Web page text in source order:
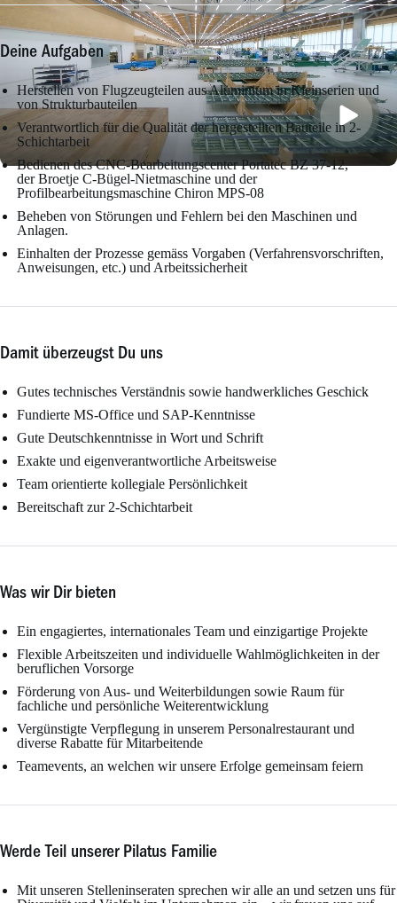
Deine Aufgaben
Herstellen von Flugzeugteilen aus Aluminium in Kleinserien und
von Strukturbauteilen
Verantwortlich für die Qualität der hergestellten Bauteile in 2-
Schichtarbeit
Bedienen des CNC-Bearbeitungscenter Portatec BZ 37-12,
der Broetje C-Bügel-Nietmaschine und der
Profilbearbeitungsmaschine Chiron MPS-08
Beheben von Störungen und Fehlern bei den Maschinen und
Anlagen.
Einhalten der Prozesse gemäss Vorgaben (Verfahrensvorschriften,
Anweisungen, etc.) und Arbeitssicherheit
Damit überzeugst Du uns
Gutes technisches Verständnis sowie handwerkliches Geschick
Fundierte MS-Office und SAP-Kenntnisse
Gute Deutschkenntnisse in Wort und Schrift
Exakte und eigenverantwortliche Arbeitsweise
Team orientierte kollegiale Persönlichkeit
Bereitschaft zur 2-Schichtarbeit
Was wir Dir bieten
Ein engagiertes, internationales Team und einzigartige Projekte
Flexible Arbeitszeiten und individuelle Wahlmöglichkeiten in der
beruflichen Vorsorge
Förderung von Aus- und Weiterbildungen sowie Raum für
fachliche und persönliche Weiterentwicklung
Vergünstigte Verpflegung in unserem Personalrestaurant und
diverse Rabatte für Mitarbeitende
Teamevents, an welchen wir unsere Erfolge gemeinsam feiern
Werde Teil unserer Pilatus Familie
Mit unseren Stelleninseraten sprechen wir alle an und setzen uns für